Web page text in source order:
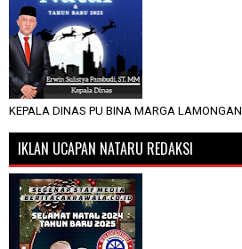
KEPALA DINAS PU BINA MARGA LAMONGAN
IKLAN UCAPAN NATARU REDAKSI